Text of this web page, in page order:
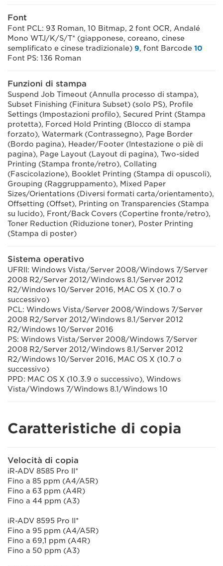
Font
Font PCL: 93 Roman, 10 Bitmap, 2 font OCR, Andalé
Mono WTJ/K/S/T* (giapponese, coreano, cinese
semplificato e cinese tradizionale) 9, font Barcode 10
Font PS: 136 Roman
Funzioni di stampa
Suspend Job Timeout (Annulla processo di stampa),
Subset Finishing (Finitura Subset) (solo PS), Profile
Settings (Impostazioni profilo), Secured Print (Stampa
protetta), Forced Hold Printing (Blocco di stampa
forzato), Watermark (Contrassegno), Page Border
(Bordo pagina), Header/Footer (Intestazione o piè di
pagina), Page Layout (Layout di pagina), Two-sided
Printing (Stampa fronte/retro), Collating
(Fascicolazione), Booklet Printing (Stampa di opuscoli),
Grouping (Raggruppamento), Mixed Paper
Sizes/Orientations (Diversi formati carta/orientamento),
Offsetting (Offset), Printing on Transparencies (Stampa
su lucido), Front/Back Covers (Copertine fronte/retro),
Toner Reduction (Riduzione toner), Poster Printing
(Stampa di poster)
Sistema operativo
UFRII: Windows Vista/Server 2008/Windows 7/Server
2008 R2/Server 2012/Windows 8.1/Server 2012
R2/Windows 10/Server 2016, MAC OS X (10.7 o
successivo)
PCL: Windows Vista/Server 2008/Windows 7/Server
2008 R2/Server 2012/Windows 8.1/Server 2012
R2/Windows 10/Server 2016
PS: Windows Vista/Server 2008/Windows 7/Server
2008 R2/Server 2012/Windows 8.1/Server 2012
R2/Windows 10/Server 2016, MAC OS X (10.7 o
successivo)
PPD: MAC OS X (10.3.9 o successivo), Windows
Vista/Windows 7/Windows 8.1/Windows 10
Caratteristiche di copia
Velocità di copia
iR-ADV 8585 Pro II*
Fino a 85 ppm (A4/A5R)
Fino a 63 ppm (A4R)
Fino a 44 ppm (A3)
iR-ADV 8595 Pro II*
Fino a 95 ppm (A4/A5R)
Fino a 69,1 ppm (A4R)
Fino a 50 ppm (A3)